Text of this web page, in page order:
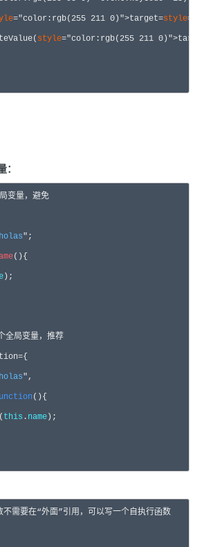
="color:rgb(255 211 0)">target=style
style="color:rgb(255 211
：
变量，避免
" ;
(){
);
局变量，推荐
{
" ,
(){
this . name );
不需要在“外面”引用，可以写一个自执行函数